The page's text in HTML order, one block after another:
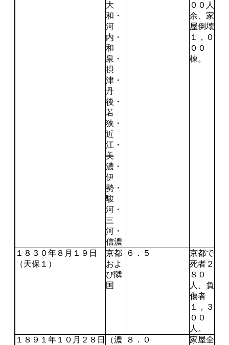
大
和・
河
内・
和
泉・
摂
津・
丹
後・
若
狭・
近
江・
美
濃・
伊
勢・
駿
河・
三
河・
信濃
００人
余、家
屋倒壊
１，０
００
棟。
１８３０年８月１９日
（天保１）
京都
およ
び隣
国
６．５
京都で
死者２
８０
人、負
傷者
１，３
００
人。
１８９１年１０月２８日
（濃
８．０
家屋全